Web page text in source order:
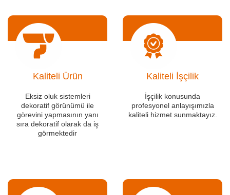
Kaliteli Ürün
Eksiz oluk sistemleri
dekoratif görünümü ile
görevini yapmasının yanı
sıra dekoratif olarak da iş
görmektedir
Kaliteli İşçilik
İşçilik konusunda
profesyonel anlayışımızla
kaliteli hizmet sunmaktayız.